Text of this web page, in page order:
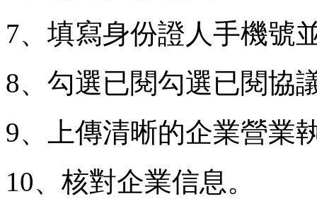
7、填寫身份證人手機號
8、勾選已閱勾選已閱協
9、上傳清晰的企業營業
10、核對企業信息。